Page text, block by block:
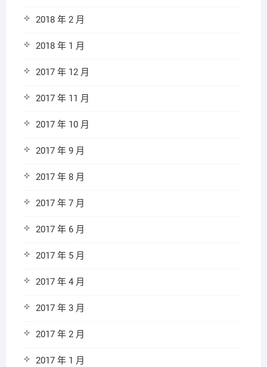
2018 年 2 月
2018 年 1 月
2017 年 12 月
2017 年 11 月
2017 年 10 月
2017 年 9 月
2017 年 8 月
2017 年 7 月
2017 年 6 月
2017 年 5 月
2017 年 4 月
2017 年 3 月
2017 年 2 月
2017 年 1 月